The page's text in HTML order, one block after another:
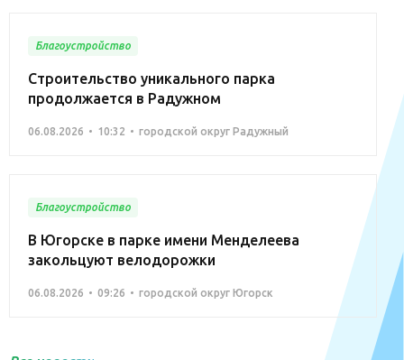
Благоустройство
Строительство уникального парка
продолжается в Радужном
06.08.2026 10:32 городской округ Радужный
Благоустройство
В Югорске в парке имени Менделеева
закольцуют велодорожки
06.08.2026 09:26 городской округ Югорск